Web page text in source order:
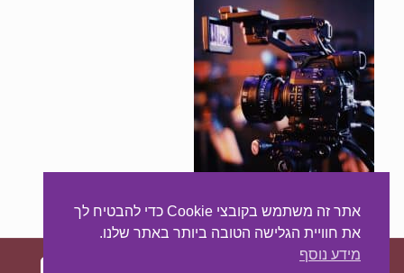
אתר זה משתמש בקובצי Cookie כדי להבטיח לך
את חוויית הגלישה הטובה ביותר באתר שלנו.
מידע נוסף